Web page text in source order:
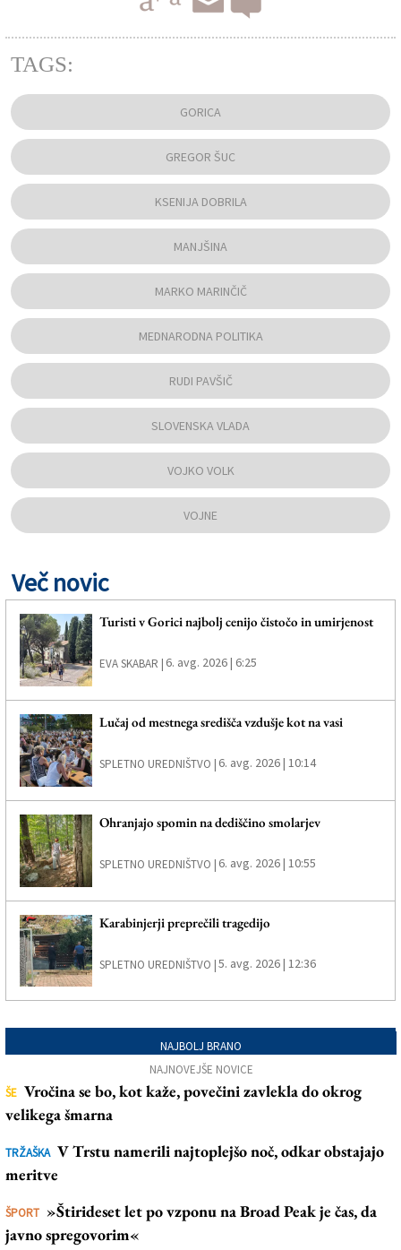
TAGS:
GORICA
GREGOR ŠUC
KSENIJA DOBRILA
MANJŠINA
MARKO MARINČIČ
MEDNARODNA POLITIKA
RUDI PAVŠIČ
SLOVENSKA VLADA
VOJKO VOLK
VOJNE
Več novic
Turisti v Gorici najbolj cenijo čistočo in umirjenost
EVA SKABAR | 6. avg. 2026 | 6:25
Lučaj od mestnega središča vzdušje kot na vasi
SPLETNO UREDNIŠTVO | 6. avg. 2026 | 10:14
Ohranjajo spomin na dediščino smolarjev
SPLETNO UREDNIŠTVO | 6. avg. 2026 | 10:55
Karabinjerji preprečili tragedijo
SPLETNO UREDNIŠTVO |5. avg. 2026 | 12:36
NAJBOLJ BRANO
NAJNOVEJŠE NOVICE
ŠE Vročina se bo, kot kaže, povečini zavlekla do okrog
velikega šmarna
TRŽAŠKA V Trstu namerili najtoplejšo noč, odkar obstajajo
meritve
ŠPORT »Štirideset let po vzponu na Broad Peak je čas, da
javno spregovorim«